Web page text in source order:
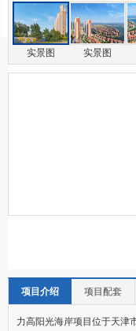
实景图 实景图
项目介绍 项目配套
力高阳光海岸项目位于天津